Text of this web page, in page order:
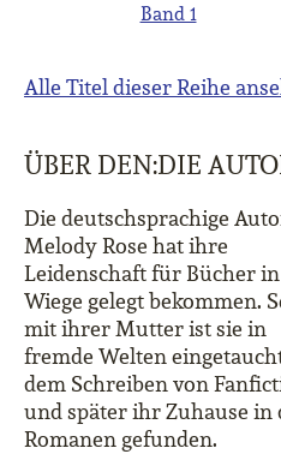
Band 1
Alle Titel dieser Reihe
ÜBER DEN:DIE
Die deutschsprachige
Melody Rose hat ihre
Leidenschaft für Bücher
Wiege gelegt bekommen.
mit ihrer Mutter ist sie in
fremde Welten
dem Schreiben von
und später ihr Zuhause in
Romanen gefunden.